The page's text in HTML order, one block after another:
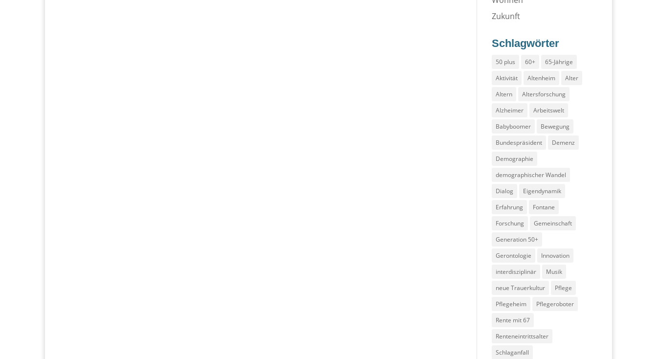
Zukunft
Schlagwörter
50 plus 60+
65-Jährige
Aktivität
Altenheim
Alter
Altern
Altersforschung
Alzheimer
Arbeitswelt
Babyboomer
Bewegung
Bundespräsident
Demenz
Demographie
demographischer Wandel
Dialog
Eigendynamik
Erfahrung
Fontane
Forschung
Gemeinschaft
Generation 50+
Gerontologie
Innovation
interdisziplinär
Musik
neue Trauerkultur
Pflege
Pflegeheim
Pflegeroboter
Rente mit 67
Renteneintrittsalter
Schlaganfall